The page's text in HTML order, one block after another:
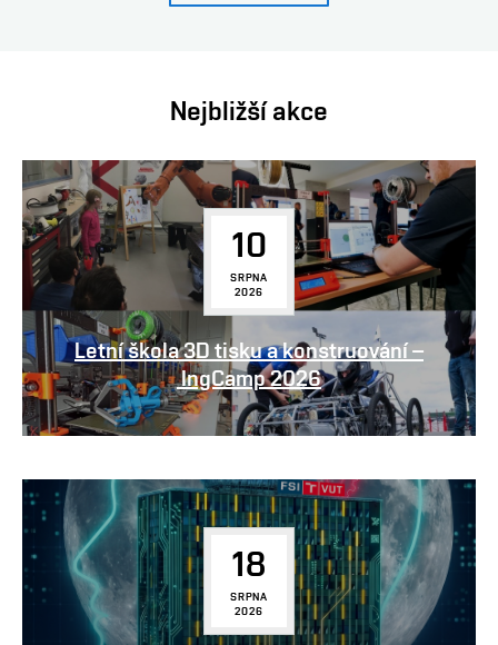
Nejbližší akce
10
SRPNA
2026
Letní škola 3D tisku a konstruování –
IngCamp 2026
18
SRPNA
2026